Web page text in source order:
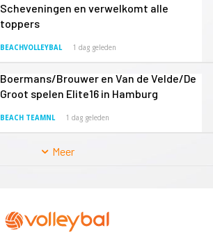
Scheveningen en verwelkomt alle
toppers
BEACHVOLLEYBAL 1 dag geleden
Boermans/Brouwer en Van de Velde/De
Groot spelen Elite16 in Hamburg
BEACH TEAMNL 1 dag geleden
Meer